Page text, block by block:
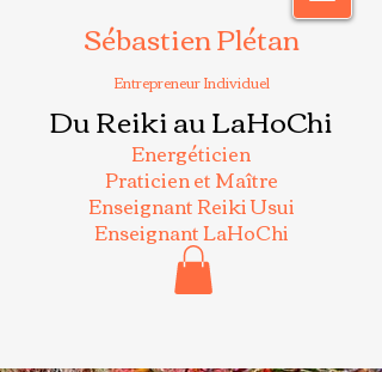
Sébastien Plétan
Entrepreneur Individuel
Du Reiki au LaHoChi
Energéticien
Praticien et Maître
Enseignant Reiki Usui
Enseignant LaHoChi